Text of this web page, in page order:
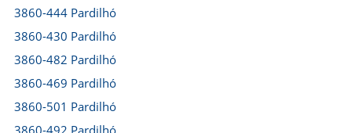
3860-444 Pardilhó
3860-430 Pardilhó
3860-482 Pardilhó
3860-469 Pardilhó
3860-501 Pardilhó
3860-492 Pardilhó